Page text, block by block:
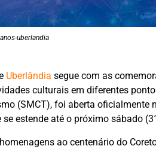
uberlandia
Uberlândia segue com as
culturais em diferentes
(SMCT), foi aberta oficialmente
se estende até o próximo sábado
ao centenário do